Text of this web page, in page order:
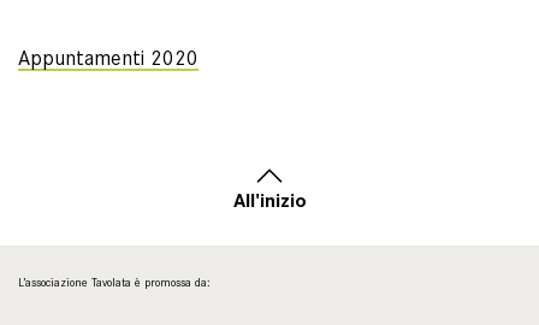
Appuntamenti 2020
All'inizio
L’associazione Tavolata è promossa da: